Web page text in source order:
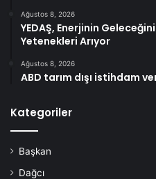
Ağustos 8, 2026
YEDAŞ, Enerjinin
Yetenekleri Arıyor
Ağustos 8, 2026
ABD tarım dışı istihdam
Kategoriler
Başkan
Dağcı